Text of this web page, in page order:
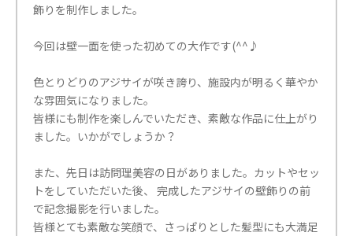
飾りを制作しました。
今回は壁一面を使った初めての大作です(^^♪
色とりどりのアジサイが咲き誇り、施設内が明るく華やか
な雰囲気になりました。
皆様にも制作を楽しんでいただき、素敵な作品に仕上がり
ました。いかがでしょうか？
また、先日は訪問理美容の日がありました。カットやセッ
トをしていただいた後、 完成したアジサイの壁飾りの前
で記念撮影を行いました。
皆様とても素敵な笑顔で、さっぱりとした髪型にも大満足